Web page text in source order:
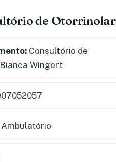
de
Consultório de
Wingert
Ambulatório